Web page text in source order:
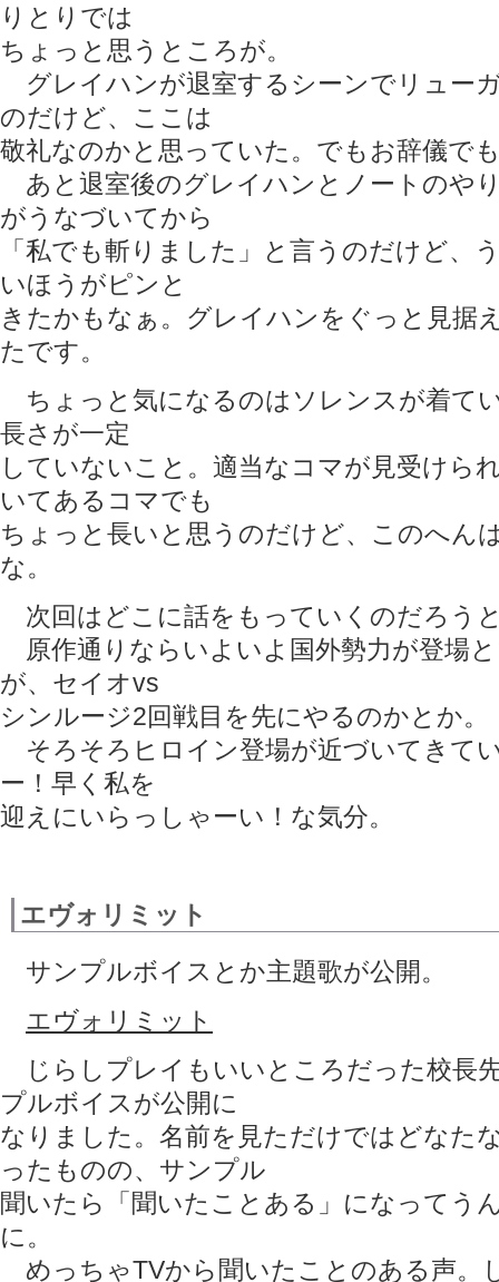
りとりでは
ちょっと思うところが。
グレイハンが退室するシーンでリュー
のだけど、ここは
敬礼なのかと思っていた。でもお辞儀
あと退室後のグレイハンとノートのや
がうなづいてから
「私でも斬りました」と言うのだけど、
いほうがピンと
きたかもなぁ。グレイハンをぐっと見据
たです。
ちょっと気になるのはソレンスが着て
長さが一定
していないこと。適当なコマが見受けら
いてあるコマでも
ちょっと長いと思うのだけど、このへん
な。
次回はどこに話をもっていくのだろう
原作通りならいよいよ国外勢力が登場
が、セイオvs
シンルージ2回戦目を先にやるのかとか。
そろそろヒロイン登場が近づいてきて
ー！早く私を
迎えにいらっしゃーい！な気分。
エヴォリミット
サンプルボイスとか主題歌が公開。
エヴォリミット
じらしプレイもいいところだった校長
プルボイスが公開に
なりました。名前を見ただけではどなた
ったものの、サンプル
聞いたら「聞いたことある」になってう
に。
めっちゃTVから聞いたことのある声。